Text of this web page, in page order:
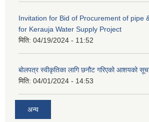
Invitation for Bid of Procurement of pipe
for Kerauja Water Supply Project
मिति: 04/19/2024 - 11:52
बोलपत्र स्वीकृतिका लागि छनौट गरिएको आशयको
मिति: 04/01/2024 - 14:53
अन्य